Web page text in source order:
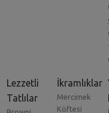
Lezzetli
Tatlılar
İkramlıklar
Mercimek
Köftesi